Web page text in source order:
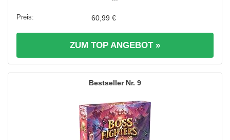
60,99 €
ZUM TOP ANGEBOT »
9